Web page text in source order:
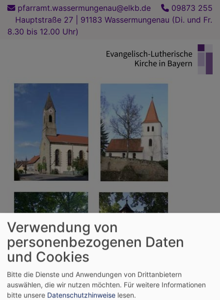
Direkt
Inhalt
pfarramt.wassermungenau@elkb.de
09873 255
Hauptstraße 27 | 91183 Wassermungenau (Di. und Fr.
8.30 bis 12.00 Uhr)
Verwendung von
personenbezogenen Daten
und Cookies
Bitte die Dienste und Anwendungen von Drittanbietern
auswählen, die wir nutzen möchten. Für weitere Informationen
bitte unsere Datenschutzhinweise lesen.